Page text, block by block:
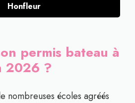
Honfleur
permis bateau à
2026 ?
nombreuses écoles agréés